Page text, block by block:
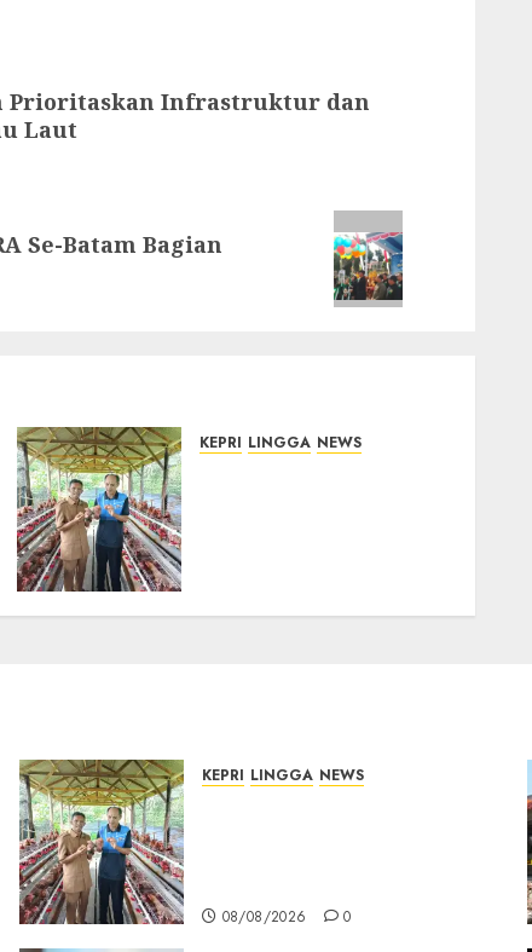
Prioritaskan Infrastruktur dan
Laut
Se-Batam Bagian
KEPRI LINGGA NEWS
08/08/2026 0
KEPRI LINGGA NEWS
08/08/2026 0